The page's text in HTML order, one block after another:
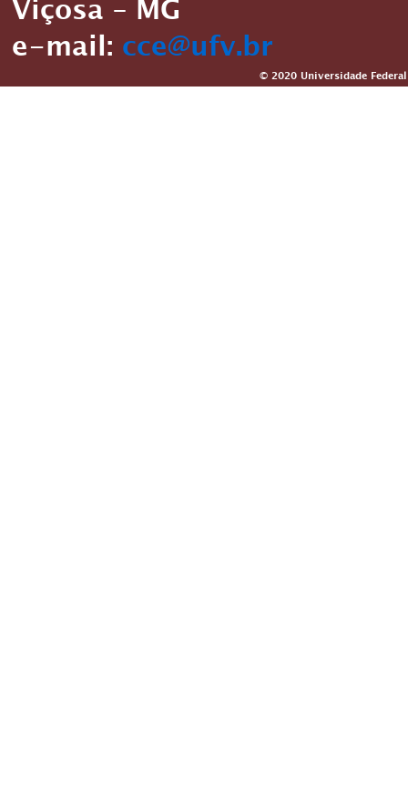
Viçosa – MG
e-mail: cce@ufv.br© 2020 Universidade